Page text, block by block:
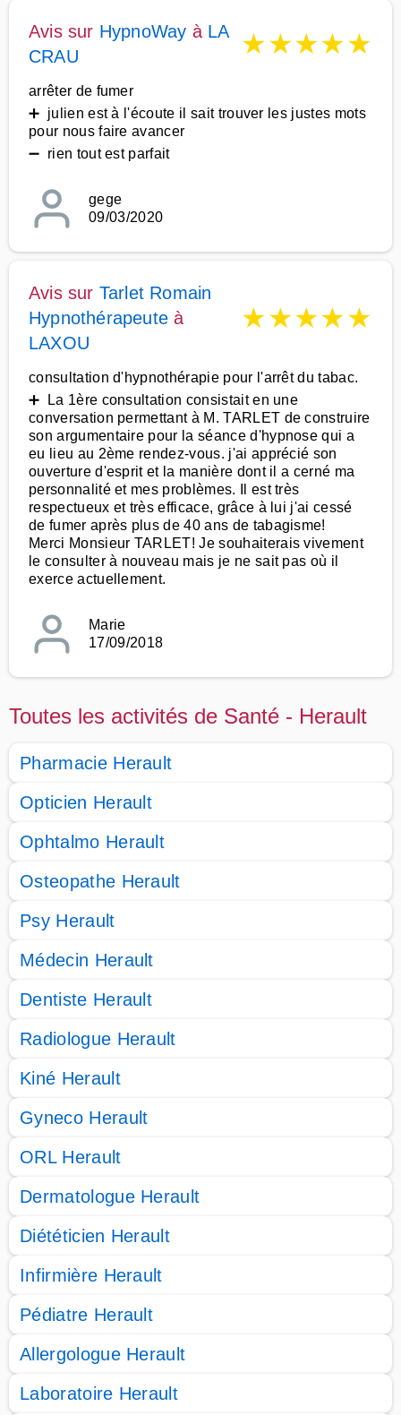
Avis sur HypnoWay à LA
CRAU
★★★★★
arrêter de fumer
➕ julien est à l'écoute il sait trouver les justes mots
pour nous faire avancer
➖ rien tout est parfait
gege
09/03/2020
Avis sur Tarlet Romain
Hypnothérapeute à
LAXOU
★★★★★
consultation d'hypnothérapie pour l'arrêt du tabac.
➕ La 1ère consultation consistait en une
conversation permettant à M. TARLET de construire
son argumentaire pour la séance d'hypnose qui a
eu lieu au 2ème rendez-vous. j'ai apprécié son
ouverture d'esprit et la manière dont il a cerné ma
personnalité et mes problèmes. Il est très
respectueux et très efficace, grâce à lui j'ai cessé
de fumer après plus de 40 ans de tabagisme!
Merci Monsieur TARLET! Je souhaiterais vivement
le consulter à nouveau mais je ne sait pas où il
exerce actuellement.
Marie
17/09/2018
Toutes les activités de Santé - Herault
Pharmacie Herault
Opticien Herault
Ophtalmo Herault
Osteopathe Herault
Psy Herault
Médecin Herault
Dentiste Herault
Radiologue Herault
Kiné Herault
Gyneco Herault
ORL Herault
Dermatologue Herault
Diététicien Herault
Infirmière Herault
Pédiatre Herault
Allergologue Herault
Laboratoire Herault